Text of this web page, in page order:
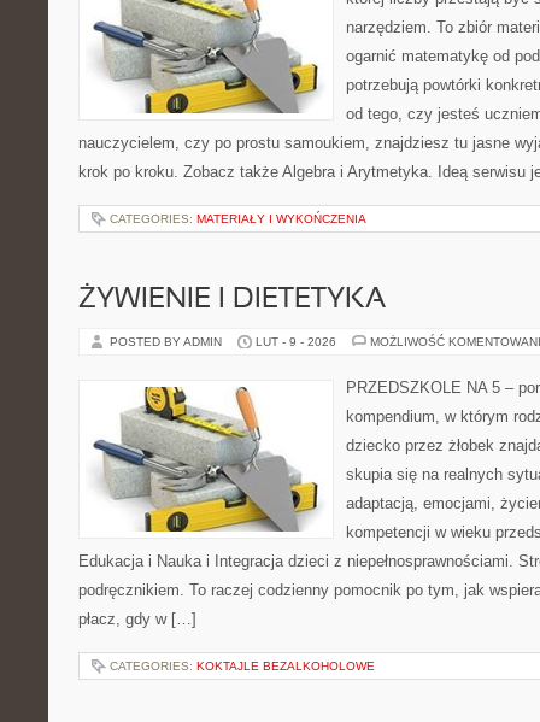
narzędziem. To zbiór
ogarnić matematykę od
potrzebują powtórki
od tego, czy jesteś
nauczycielem, czy po prostu samoukiem, znajdziesz tu jasne
krok po kroku. Zobacz także Algebra i Arytmetyka. Ideą serwisu
CATEGORIES: MATERIAŁY I WYKOŃCZENIA
ŻYWIENIE I DIETETYKA
POSTED BY ADMIN LUT - 9 - 2026 MOŻLIWOŚĆ
PRZEDSZKOLE NA 5 –
kompendium, w którym
dziecko przez żłobek
skupia się na realnych
adaptacją, emocjami,
kompetencji w wieku
Edukacja i Nauka i Integracja dzieci z niepełnosprawnościami.
podręcznikiem. To raczej codzienny pomocnik po tym, jak
płacz, gdy w […]
CATEGORIES: KOKTAJLE BEZALKOHOLOWE